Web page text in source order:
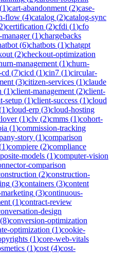
(1)cart-abandonment (2)case-
flow (4)catalog (2)catalog-sync
2)certification (2)cfdi (1)cfo
(1)chargebacks
(6)chatbots (1)chatgpt
(2)checkout-optimization
management (1)churn-
(7)cicd (1)cin7 (1)circular-
(3)citizen-services (1)claude
(1)client-management (2)client-
setup (1)client-success (1)cloud
1)cloud-erp (3)cloud-hosting
(1)clv (2)cmms (1)cohort-
(1)commission-tracking
story (1)comparison
1)compiere (2)compliance
models (1)computer-vision
comparison
(2)construction-
(3)containers (3)content
(3)continuous-
(1)contract-review
design
(8)conversion-optimization
optimization (1)cookie-
(1)core-web-vitals
(1)cost (4)cost-